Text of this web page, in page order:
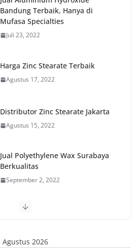
Bandung Terbaik, Hanya di
Mufasa Specialties
Juli 23, 2022
Harga Zinc Stearate Terbaik
Agustus 17, 2022
Distributor Zinc Stearate Jakarta
Agustus 15, 2022
Jual Polyethylene Wax Surabaya
Berkualitas
September 2, 2022
Agustus 2026